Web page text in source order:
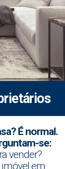
É normal.
se:
vender?
em